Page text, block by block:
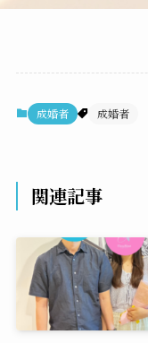
成婚者 成婚者
関連記事